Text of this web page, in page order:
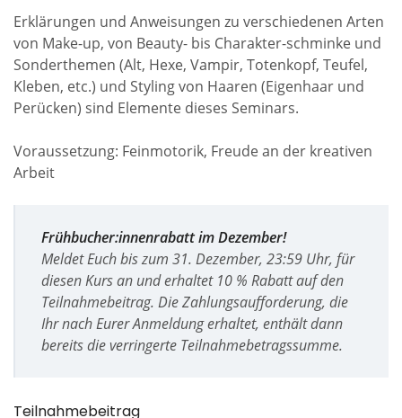
Erklärungen und Anweisungen zu verschiedenen Arten
von Make-up, von Beauty- bis Charakter-schminke und
Sonderthemen (Alt, Hexe, Vampir, Totenkopf, Teufel,
Kleben, etc.) und Styling von Haaren (Eigenhaar und
Perücken) sind Elemente dieses Seminars.
Voraussetzung: Feinmotorik, Freude an der kreativen
Arbeit
Frühbucher:innenrabatt im Dezember!
Meldet Euch bis zum 31. Dezember, 23:59 Uhr, für
diesen Kurs an und erhaltet 10 % Rabatt auf den
Teilnahmebeitrag. Die Zahlungsaufforderung, die
Ihr nach Eurer Anmeldung erhaltet, enthält dann
bereits die verringerte Teilnahmebetragssumme.
Teilnahmebeitrag